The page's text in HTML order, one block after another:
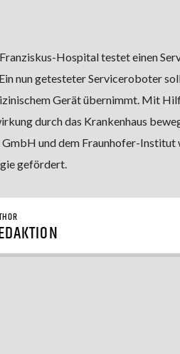
Hospital testet einen
nun getesteter Serviceroboter
Gerät übernimmt. Mit
durch das Krankenhaus
GmbH und dem Fraunhofer-
gefördert.